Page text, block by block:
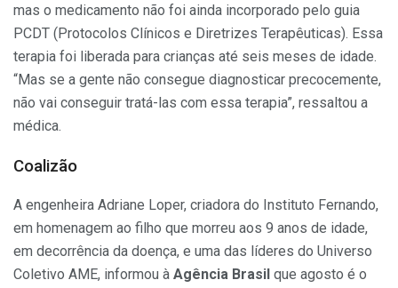
mas o medicamento não foi ainda incorporado pelo guia
PCDT (Protocolos Clínicos e Diretrizes Terapêuticas). Essa
terapia foi liberada para crianças até seis meses de idade.
“Mas se a gente não consegue diagnosticar precocemente,
não vai conseguir tratá-las com essa terapia”, ressaltou a
médica.
Coalizão
A engenheira Adriane Loper, criadora do Instituto Fernando,
em homenagem ao filho que morreu aos 9 anos de idade,
em decorrência da doença, e uma das líderes do Universo
Coletivo AME, informou à Agência Brasil que agosto é o